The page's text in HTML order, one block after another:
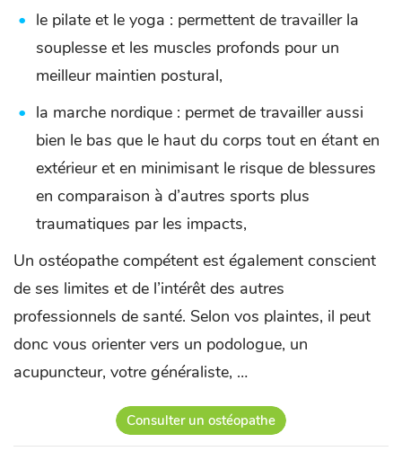
le pilate et le yoga : permettent de travailler la
souplesse et les muscles profonds pour un
meilleur maintien postural,
la marche nordique : permet de travailler aussi
bien le bas que le haut du corps tout en étant en
extérieur et en minimisant le risque de blessures
en comparaison à d’autres sports plus
traumatiques par les impacts,
Un ostéopathe compétent est également conscient
de ses limites et de l’intérêt des autres
professionnels de santé. Selon vos plaintes, il peut
donc vous orienter vers un podologue, un
acupuncteur, votre généraliste, …
Consulter un ostéopathe